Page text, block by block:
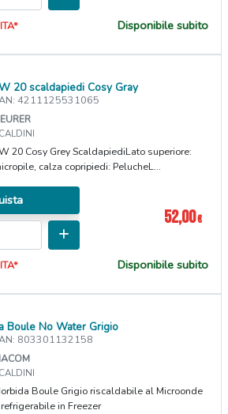
Disponibile subito
20 scaldapiedi Cosy Gray
4211125531065
20 Cosy Grey ScaldapiediLato superiore:
calza copripiedi: PelucheL...
52,00€
Disponibile subito
Boule No Water Grigio
803301132158
Boule Grigio riscaldabile al Microonde
in Freezer